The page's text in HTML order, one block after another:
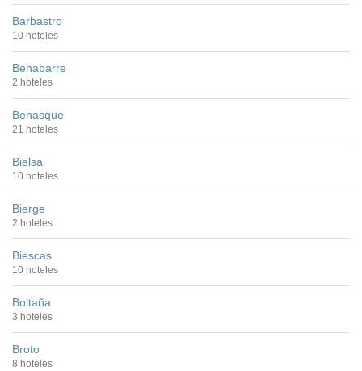
Barbastro
10 hoteles
Benabarre
2 hoteles
Benasque
21 hoteles
Bielsa
10 hoteles
Bierge
2 hoteles
Biescas
10 hoteles
Boltaña
3 hoteles
Broto
8 hoteles